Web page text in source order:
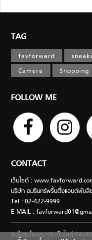
TAG
favforward
Camera
Shopping
FOLLOW ME
CONTACT
เว็บไซต์ :
บริษัท อมรินทร์พริ้นติ้งแอนด์พับลิ
Tel : 02-422-9999
E-MAIL :
สนใจลงโฆษณากับเว็บไซต์